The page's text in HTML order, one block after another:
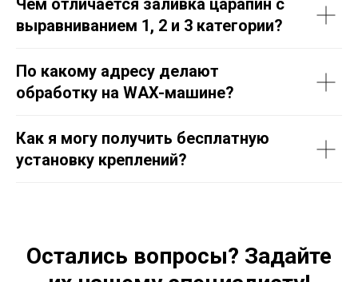
Чем отличается заливка царапин с
выравниванием 1, 2 и 3 категории?
По какому адресу делают
обработку на WAX-машине?
Как я могу получить бесплатную
установку креплений?
Остались вопросы? Задайте